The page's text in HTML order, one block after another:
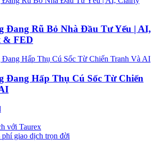
Đang Rũ Bỏ Nhà Đầu Tư Yếu | AI,
& FED
Đang Hấp Thụ Cú Sốc Từ Chiến